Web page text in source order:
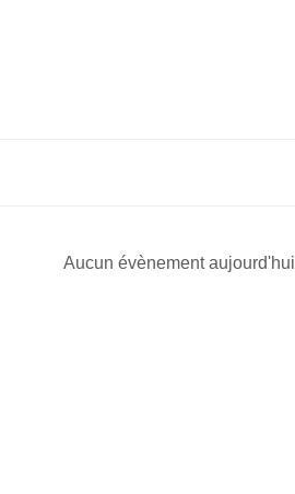
Aucun évènement aujourd'hui